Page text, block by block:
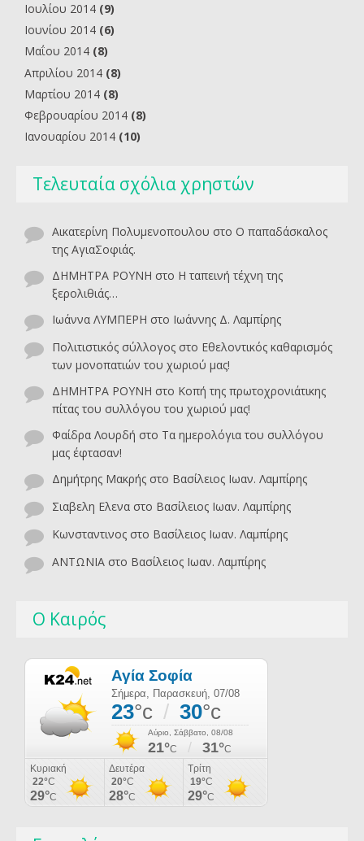
Ιουλίου 2014 (9)
Ιουνίου 2014 (6)
Μαΐου 2014 (8)
Απριλίου 2014 (8)
Μαρτίου 2014 (8)
Φεβρουαρίου 2014 (8)
Ιανουαρίου 2014 (10)
Τελευταία σχόλια χρηστών
Αικατερίνη Πολυμενοπουλου στο O παπαδάσκαλος
της ΑγιαΣοφιάς.
ΔΗΜΗΤΡΑ ΡΟΥΝΗ στο Η ταπεινή τέχνη της
ξερολιθιάς…
Ιωάννα ΛΥΜΠΕΡΗ στο Ιωάννης Δ. Λαμπίρης
Πολιτιστικός σύλλογος στο Εθελοντικός καθαρισμός
των μονοπατιών του χωριού μας!
ΔΗΜΗΤΡΑ ΡΟΥΝΗ στο Κοπή της πρωτοχρονιάτικης
πίτας του συλλόγου του χωριού μας!
Φαίδρα Λουρδή στο Τα ημερολόγια του συλλόγου
μας έφτασαν!
Δημήτρης Μακρής στο Βασίλειος Ιωαν. Λαμπίρης
Σιαβελη Ελενα στο Βασίλειος Ιωαν. Λαμπίρης
Κωνσταντινος στο Βασίλειος Ιωαν. Λαμπίρης
ΑΝΤΩΝΙΑ στο Βασίλειος Ιωαν. Λαμπίρης
Ο Καιρός